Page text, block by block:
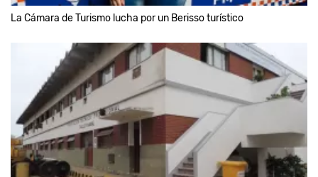
La Cámara de Turismo lucha por un Berisso turístico